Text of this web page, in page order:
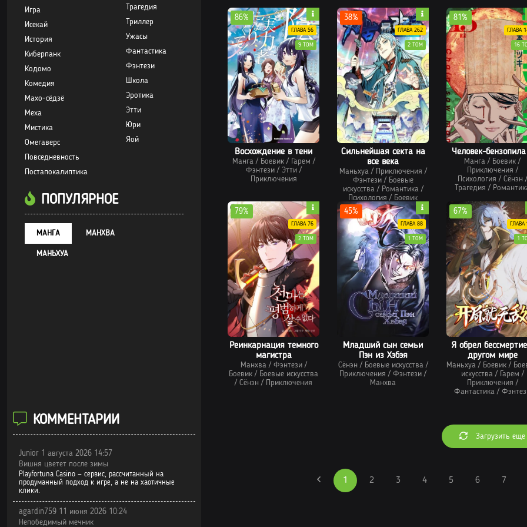
Восхождение в тени
Манга/ Боевик/ Гарем /
Фэнтези/ Этти/
Приключения
86%
ГЛАВА 56
9 ТОМ
Сильнейшая секта на
все века
Маньхуа/ Приключения /
Фэнтези/ Боевые
искусства/ Романтика/
Психология / Боевик
38%
ГЛАВА 262
2 ТОМ
Человек-
Манга / Боевик /
Приключения /
Психология / Сёнэн /
Трагедия /
81%
ГЛАВА
16
Реинкарнация темного
магистра
Манхва/ Фэнтези/
Боевик / Боевые искусства
/ Сёнэн / Приключения
79%
ГЛАВА 76
2 ТОМ
Младший сын семьи
Пэн из Хэбэя
Сёнэн / Боевые искусства/
Приключения / Фэнтези /
Манхва
45%
ГЛАВА 88
1 ТОМ
Я обрел
другом мире
Маньхуа / Боевик /
искусства/ Гарем /
Приключения /
Фантастика /
67%
ГЛАВА
1
Загрузить еще
1 2 3 4 5 6 7
Игра
Исекай
История
Киберпанк
Кодомо
Комедия
Махо-сёдзё
Меха
Мистика
Омегаверс
Повседневность
Постапокалиптика
Трагедия
Триллер
Ужасы
Фантастика
Фэнтези
Школа
Эротика
Этти
Юри
Яой
ПОПУЛЯРНОЕ
МАНГА МАНХВА
МАНЬХУА
КОММЕНТАРИИ
Junior 1 августа 2026 14:57
Вишня цветет после зимы
Playfortuna Casino — сервис, рассчитанный на
продуманный подход к игре, а не на хаотичные
клики.
agardin759 11 июня 2026 10:24
Непобедимый мечник